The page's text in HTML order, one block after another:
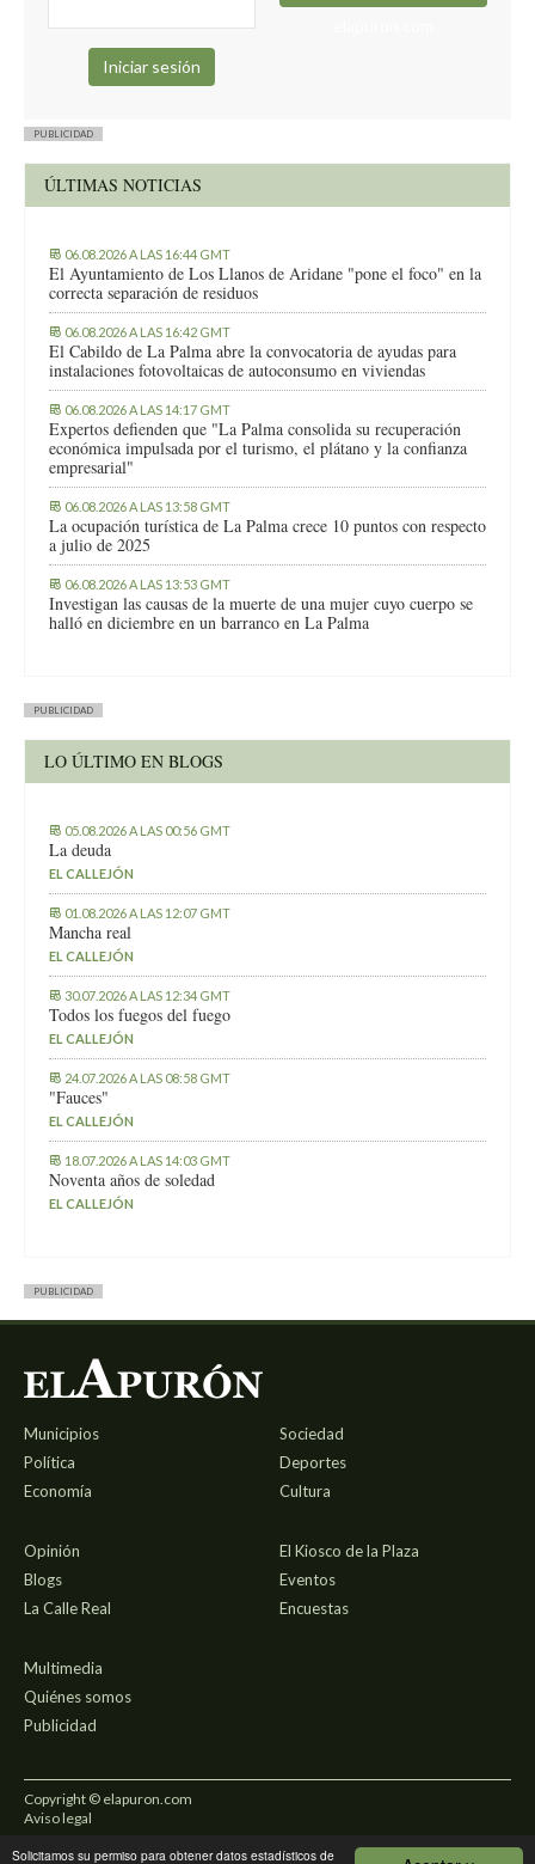
Solicitamos su permiso para obtener datos estadísticos de
PUBLICIDAD
ÚLTIMAS NOTICIAS
06.08.2026 A LAS 16:44 GMT
El Ayuntamiento de Los Llanos de Aridane "pone el foco" en la
correcta separación de residuos
06.08.2026 A LAS 16:42 GMT
El Cabildo de La Palma abre la convocatoria de ayudas para
instalaciones fotovoltaicas de autoconsumo en viviendas
06.08.2026 A LAS 14:17 GMT
Expertos defienden que "La Palma consolida su recuperación
económica impulsada por el turismo, el plátano y la confianza
empresarial"
06.08.2026 A LAS 13:58 GMT
La ocupación turística de La Palma crece 10 puntos con respecto
a julio de 2025
06.08.2026 A LAS 13:53 GMT
Investigan las causas de la muerte de una mujer cuyo cuerpo se
halló en diciembre en un barranco en La Palma
PUBLICIDAD
LO ÚLTIMO EN BLOGS
05.08.2026 A LAS 00:56 GMT
La deuda
EL CALLEJÓN
01.08.2026 A LAS 12:07 GMT
Mancha real
EL CALLEJÓN
30.07.2026 A LAS 12:34 GMT
Todos los fuegos del fuego
EL CALLEJÓN
24.07.2026 A LAS 08:58 GMT
"Fauces"
EL CALLEJÓN
18.07.2026 A LAS 14:03 GMT
Noventa años de soledad
EL CALLEJÓN
PUBLICIDAD
Municipios
Política
Economía
Sociedad
Deportes
Cultura
Opinión
Blogs
La Calle Real
El Kiosco de la Plaza
Eventos
Encuestas
Multimedia
Quiénes somos
Publicidad
Copyright © elapuron.com
Aviso legal